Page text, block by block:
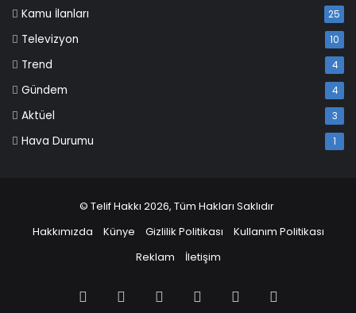
Kamu İlanları 25
Televizyon 10
Trend 4
Gündem 4
Aktüel 3
Hava Durumu 1
© Telif Hakkı 2026, Tüm Hakları Saklıdır
Hakkımızda
Künye Gizlilik Politikası
Kullanım Politikası
Reklam
İletişim
Facebook PinterestLinkedInYouTube